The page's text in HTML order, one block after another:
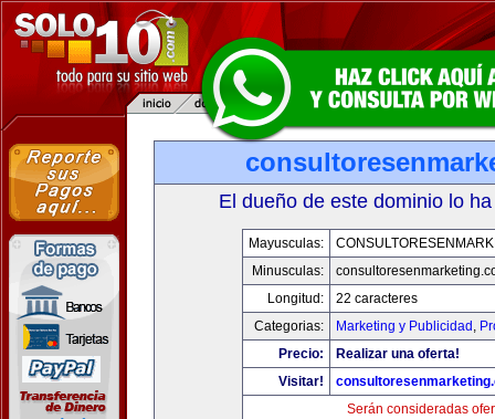
El dueño de este dominio lo
Mayusculas:
Minusculas:
Longitud:
22 caracteres
Categorias:
Marketing y Publicidad ,
Precio:
Realizar una oferta!
Visitar!
Serán consideradas